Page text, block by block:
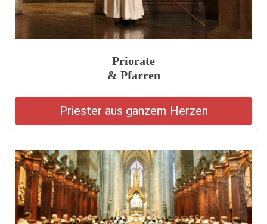
Priorate
& Pfarren
Priester aus ganzem Herzen